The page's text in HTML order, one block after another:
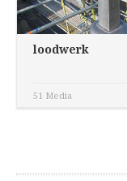
loodwerk
51 Media